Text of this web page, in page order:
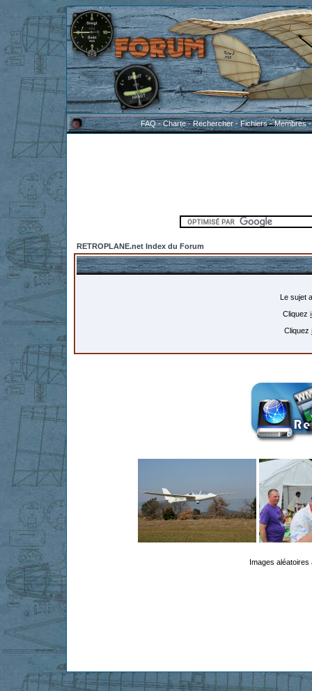
FAQ-Charte-Rechercher-Fichiers-Membres
RETROPLANE.net Index du Forum
Le sujet
Cliquez
Cliquez
Images aléatoires